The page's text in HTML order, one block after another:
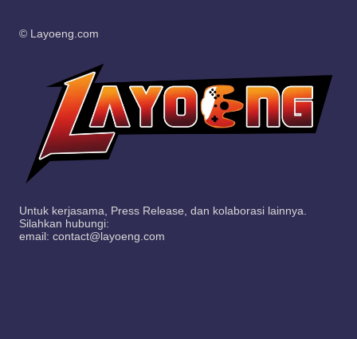
© Layoeng.com
Untuk kerjasama, Press Release, dan kolaborasi lainnya.
Silahkan hubungi:
email: contact@layoeng.com